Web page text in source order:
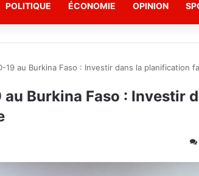
POLITIQUE ÉCONOMIE OPINION
19 au Burkina Faso : Investir dans la planification
au Burkina Faso : Investir